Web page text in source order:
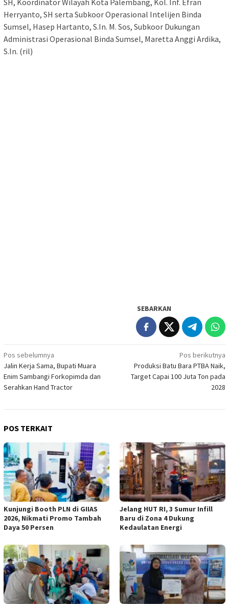
SH, Koordinator Wilayah Kota Palembang, Kol. Inf. Efran
Herryanto, SH serta Subkoor Operasional Intelijen Binda
Sumsel, Hasep Hartanto, S.In. M. Sos, Subkoor Dukungan
Administrasi Operasional Binda Sumsel, Maretta Anggi Ardika,
S.In. (ril)
SEBARKAN
Navigasi
pos
Pos sebelumnya
Jalin Kerja Sama, Bupati Muara
Enim Sambangi Forkopimda dan
Serahkan Hand Tractor
Pos berikutnya
Produksi Batu Bara PTBA Naik,
Target Capai 100 Juta Ton pada
2028
POS TERKAIT
Kunjungi Booth PLN di GIIAS
2026, Nikmati Promo Tambah
Daya 50 Persen
Jelang HUT RI, 3 Sumur Infill
Baru di Zona 4 Dukung
Kedaulatan Energi